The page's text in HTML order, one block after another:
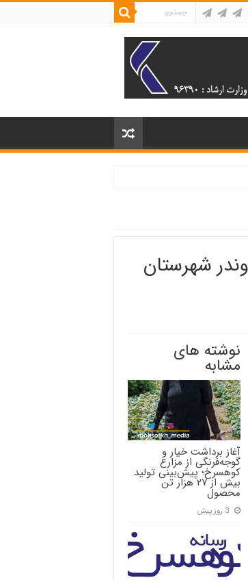
شهرستان
نوشته های
مشابه
آغاز برداشت خیار و
گوجه‌فرنگی از مزارع
کوهسرخ؛ پیش‌بینی تولید
بیش از ۲۷ هزار تن
محصول
3 روز پیش